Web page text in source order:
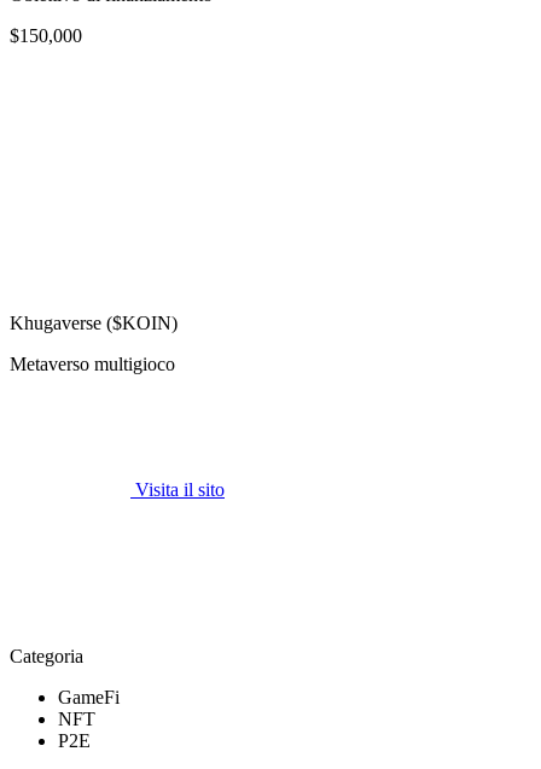
$150,000
Khugaverse ($KOIN)
Metaverso multigioco
Visita il sito
Categoria
GameFi
NFT
P2E